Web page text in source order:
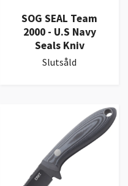
SOG SEAL Team
2000 - U.S Navy
Seals Kniv
Slutsåld